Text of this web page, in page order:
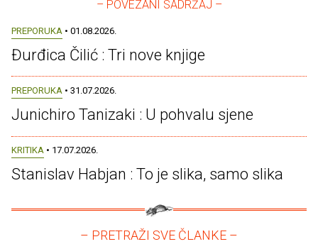
– POVEZANI SADRŽAJ –
PREPORUKA • 01.08.2026.
Đurđica Čilić : Tri nove knjige
PREPORUKA • 31.07.2026.
Junichiro Tanizaki : U pohvalu sjene
KRITIKA • 17.07.2026.
Stanislav Habjan : To je slika, samo slika
– PRETRAŽI SVE ČLANKE –